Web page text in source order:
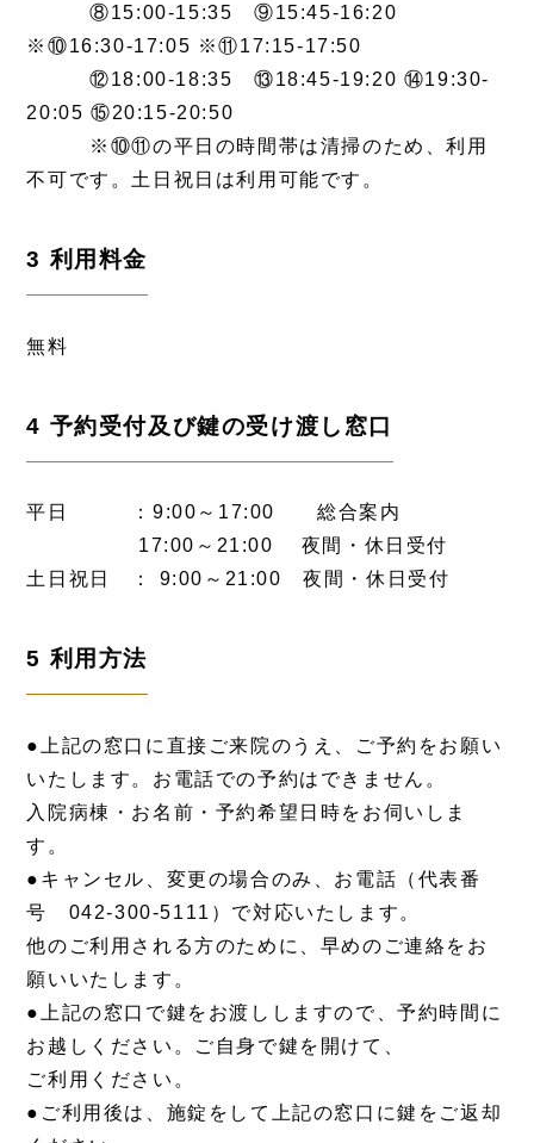
⑧15:00-15:35 ⑨15:45-16:20
※⑩16:30-17:05 ※⑪17:15-17:50
⑫18:00-18:35 ⑬18:45-19:20 ⑭19:30-
20:05 ⑮20:15-20:50
※⑩⑪の平日の時間帯は清掃のため、利用
不可です。土日祝日は利用可能です。
3 利用料金
無料
4 予約受付及び鍵の受け渡し窓口
平日 ：9:00～17:00 総合案内
17:00～21:00 夜間・休日受付
土日祝日 ： 9:00～21:00 夜間・休日受付
5 利用方法
●上記の窓口に直接ご来院のうえ、ご予約をお願い
いたします。お電話での予約はできません。
入院病棟・お名前・予約希望日時をお伺いしま
す。
●キャンセル、変更の場合のみ、お電話（代表番
号 042-300-5111）で対応いたします。
他のご利用される方のために、早めのご連絡をお
願いいたします。
●上記の窓口で鍵をお渡ししますので、予約時間に
お越しください。ご自身で鍵を開けて、
ご利用ください。
●ご利用後は、施錠をして上記の窓口に鍵をご返却